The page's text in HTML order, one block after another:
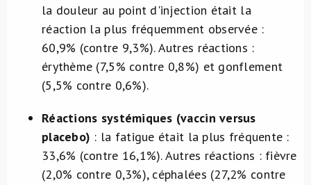
la douleur au point d'injection était la
réaction la plus fréquemment observée :
60,9% (contre 9,3%). Autres réactions :
érythème (7,5% contre 0,8%) et gonflement
(5,5% contre 0,6%).
Réactions systémiques (vaccin versus
placebo) : la fatigue était la plus fréquente :
33,6% (contre 16,1%). Autres réactions : fièvre
(2,0% contre 0,3%), céphalées (27,2% contre